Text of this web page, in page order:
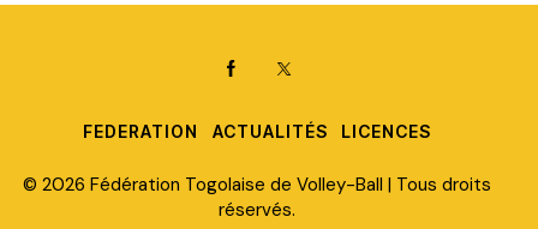
© 2026 Fédération Togolaise de Volley-Ball | Tous droits
réservés.
FEDERATION ACTUALITÉS LICENCES